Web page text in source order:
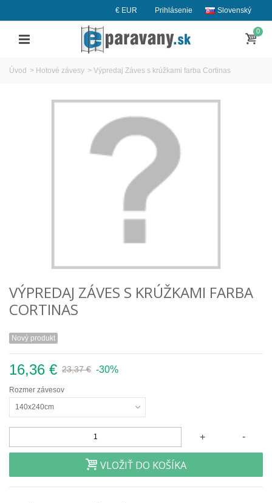
Slovenský
Prihlásenie
€ EUR
0
Úvod > Hotové závesy > Výpredaj Záves s krúžkami farba Cortinas
VÝPREDAJ ZÁVES S KRÚŽKAMI FARBA
CORTINAS
Nový produkt
16,36 € 23,37 € -30%
Rozmer závesov
140x240cm
-
+
VLOŽIŤ DO KOŠÍKA